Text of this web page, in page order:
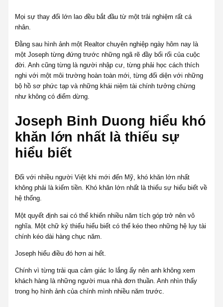
Mọi sự thay đổi lớn lao đều bắt đầu từ một trải nghiệm rất cá
nhân.
Đằng sau hình ảnh một Realtor chuyên nghiệp ngày hôm nay là
một Joseph từng đứng trước những ngã rẽ đầy bối rối của cuộc
đời. Anh cũng từng là người nhập cư, từng phải học cách thích
nghi với một môi trường hoàn toàn mới, từng đối diện với những
bộ hồ sơ phức tạp và những khái niệm tài chính tưởng chừng
như không có điểm dừng.
Joseph Binh Duong hiểu khó
khăn lớn nhất là thiếu sự
hiểu biết
Đối với nhiều người Việt khi mới đến Mỹ, khó khăn lớn nhất
không phải là kiếm tiền. Khó khăn lớn nhất là thiếu sự hiểu biết về
hệ thống.
Một quyết định sai có thể khiến nhiều năm tích góp trở nên vô
nghĩa. Một chữ ký thiếu hiểu biết có thể kéo theo những hệ lụy tài
chính kéo dài hàng chục năm.
Joseph hiểu điều đó hơn ai hết.
Chính vì từng trải qua cảm giác lo lắng ấy nên anh không xem
khách hàng là những người mua nhà đơn thuần. Anh nhìn thấy
trong họ hình ảnh của chính mình nhiều năm trước.